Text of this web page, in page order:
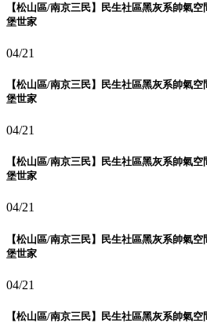
【松山區/南京三民】民生社區黑灰系帥氣
堡世家
04/21
【松山區/南京三民】民生社區黑灰系帥氣
堡世家
04/21
【松山區/南京三民】民生社區黑灰系帥氣
堡世家
04/21
【松山區/南京三民】民生社區黑灰系帥氣
堡世家
04/21
【松山區/南京三民】民生社區黑灰系帥氣